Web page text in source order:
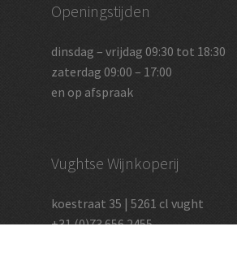
Openingstijden
dinsdag – vrijdag 09:30 tot 18:30
zaterdag 09:00 – 17:00
en op afspraak
Vughtse Wijnkoperij
koestraat 35 | 5261 cl vught
+31 (0)73 656 2455